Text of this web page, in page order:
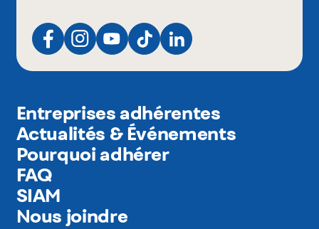
Entreprises adhérentes
Actualités & Événements
Pourquoi adhérer
FAQ
SIAM
Nous joindre